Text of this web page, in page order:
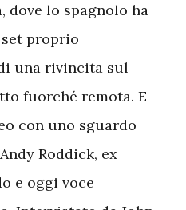
dove lo spagnolo ha
proprio
una rivincita sul
fuorché remota. E
con uno sguardo
Roddick, ex
e oggi voce